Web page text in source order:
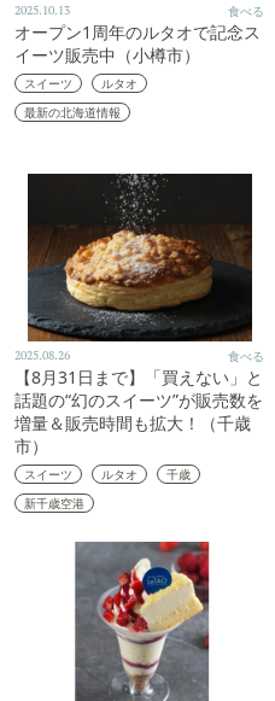
2025.10.13 食べる
オープン1周年のルタオで記念ス
イーツ販売中（小樽市）
スイーツ
ルタオ
最新の北海道情報
2025.08.26 食べる
【8月31日まで】「買えない」と
話題の“幻のスイーツ”が販売数を
増量＆販売時間も拡大！（千歳
市）
スイーツ ルタオ
千歳
新千歳空港